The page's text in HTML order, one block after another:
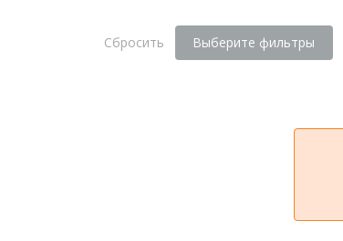
Сбросить Выберите фильтры